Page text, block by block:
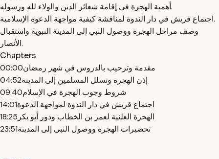
أهمية الهجرة في إقامة شعائر الدين والولاء لله ورسوله.
اجتماع قريش في دار الندوة لمناقشة كيفية مواجهة الدعوة الإسلامية.
وصف مراحل الهجرة ووصول النبي إلى المدينة النبوية واستقبال
الأنصار.
Chapters
00:00مقدمة وترحيب بالدروس في شهر رمضان
04:52إذن الهجرة وتسلل المسلمين إلى المدينة
09:40شروط وجوب الهجرة في الإسلام
14:01اجتماع قريش في دار الندوة لمواجهة الدعوة
18:25 الهجرة العلنية لعمر بن الخطاب ودور أبو بكر
23:51تحضيرات الهجرة ووصول النبي إلى المدينة